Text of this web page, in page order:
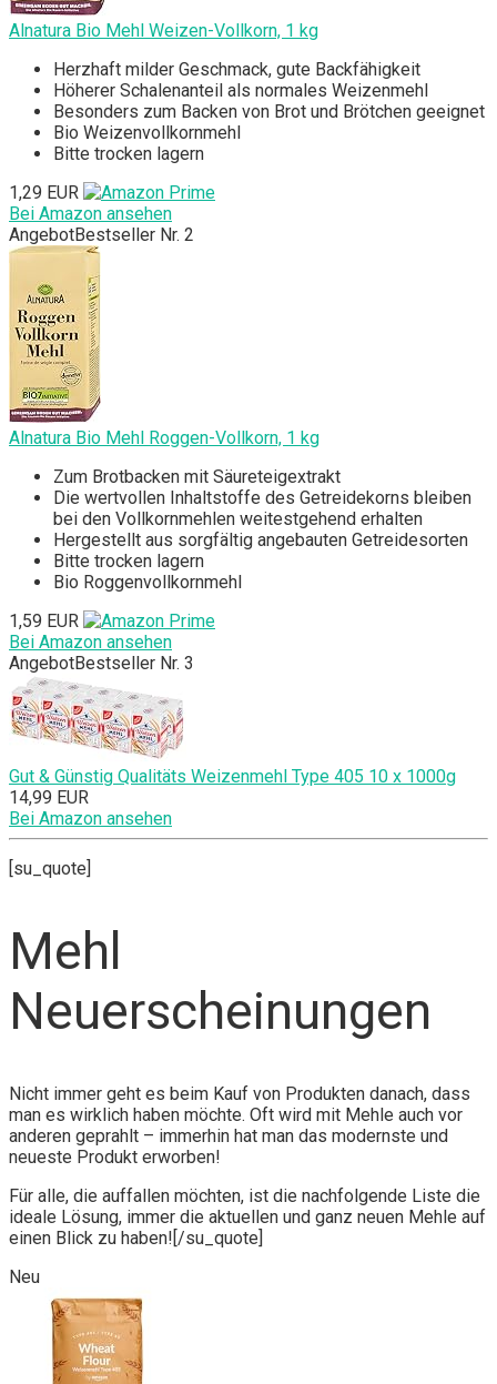
Alnatura Bio Mehl Weizen-Vollkorn, 1 kg
Herzhaft milder Geschmack, gute Backfähigkeit
Höherer Schalenanteil als normales Weizenmehl
Besonders zum Backen von Brot und Brötchen geeignet
‎Bio Weizenvollkornmehl
‎Bitte trocken lagern
1,29 EUR
Bei Amazon ansehen
AngebotBestseller Nr. 2
Alnatura Bio Mehl Roggen-Vollkorn, 1 kg
Zum Brotbacken mit Säureteigextrakt
Die wertvollen Inhaltstoffe des Getreidekorns bleiben
bei den Vollkornmehlen weitestgehend erhalten
Hergestellt aus sorgfältig angebauten Getreidesorten
Bitte trocken lagern
Bio Roggenvollkornmehl
1,59 EUR
Bei Amazon ansehen
AngebotBestseller Nr. 3
Gut & Günstig Qualitäts Weizenmehl Type 405 10 x 1000g
14,99 EUR
Bei Amazon ansehen
[su_quote]
Mehl
Neuerscheinungen
Nicht immer geht es beim Kauf von Produkten danach, dass
man es wirklich haben möchte. Oft wird mit Mehle auch vor
anderen geprahlt – immerhin hat man das modernste und
neueste Produkt erworben!
Für alle, die auffallen möchten, ist die nachfolgende Liste die
ideale Lösung, immer die aktuellen und ganz neuen Mehle auf
einen Blick zu haben![/su_quote]
Neu